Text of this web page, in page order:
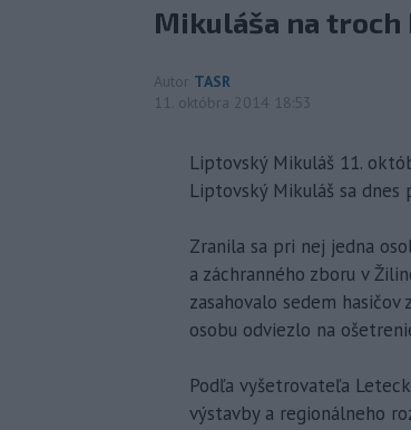
Mikuláša na
Autor TASR
11. októbra 2014 18:53
Liptovský Mikuláš 11.
Liptovský Mikuláš sa
Zranila sa pri nej jedna
a záchranného zboru v
zasahovalo sedem
osobu odviezlo na
Podľa vyšetrovateľa
výstavby a regionálneho